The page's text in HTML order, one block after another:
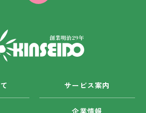
サービス案内
企業情報